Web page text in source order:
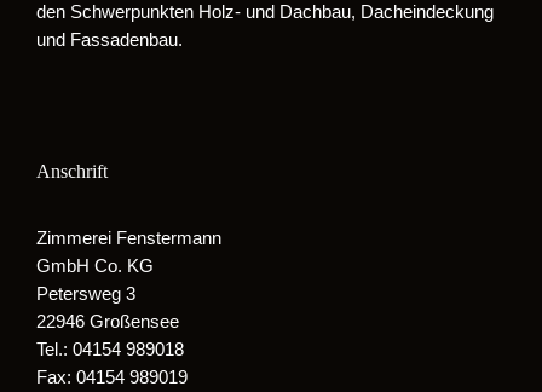
den Schwerpunkten Holz- und Dachbau, Dacheindeckung
und Fassadenbau.
Anschrift
Zimmerei Fenstermann
GmbH Co. KG
Petersweg 3
22946 Großensee
Tel.: 04154 989018
Fax: 04154 989019